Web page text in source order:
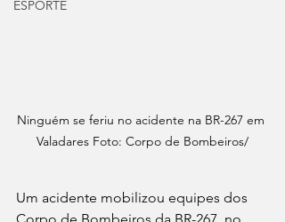
ESPORTE
Ninguém se feriu no acidente na BR-267 em
Valadares Foto: Corpo de Bombeiros/
Um acidente mobilizou equipes dos
Corpo de Bombeiros da BR-267, no